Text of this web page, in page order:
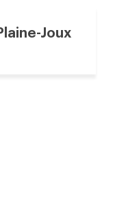
Joux